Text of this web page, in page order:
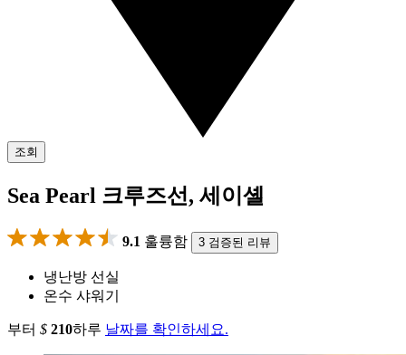
조회
Sea Pearl 크루즈선, 세이셸
9.1 훌륭함 3 검증된 리뷰
냉난방 선실
온수 샤워기
부터 $ 210하루 날짜를 확인하세요.